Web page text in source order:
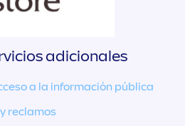
adicionales
a la información pública
reclamos